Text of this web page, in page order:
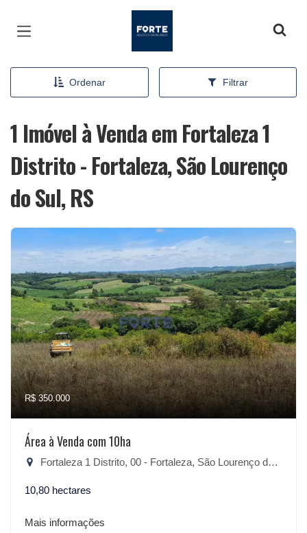
Ordenar Filtrar
1 Imóvel à Venda em Fortaleza 1
Distrito - Fortaleza, São Lourenço
do Sul, RS
R$ 350.000
Área à Venda com 10ha
Fortaleza 1 Distrito, 00 - Fortaleza, São Lourenço do Sul-RS
10,80 hectares
Mais informações